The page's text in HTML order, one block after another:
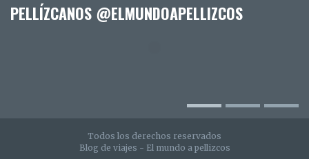
MEJOR GUARDADOS DE LA CIUDAD
PELLÍZCANOS @ELMUNDOAPELLIZCOS
Todos los derechos reservados
Blog de viajes - El mundo a pellizcos